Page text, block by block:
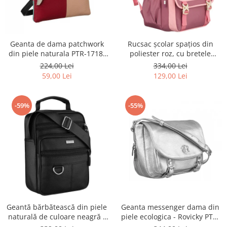
Geanta de dama patchwork
din piele naturala PTR-1718-
SKL-6922 MULTI
224,00 Lei
59,00 Lei
Rucsac școlar spațios din
poliester roz, cu bretele
reglabile - Peterson PTR-PTN
8610-1327 PINK
334,00 Lei
129,00 Lei
-59%
Geantă bărbătească din piele
naturală de culoare neagră -
-55%
Geanta messenger dama din
piele ecologica - Rovicky PTR-